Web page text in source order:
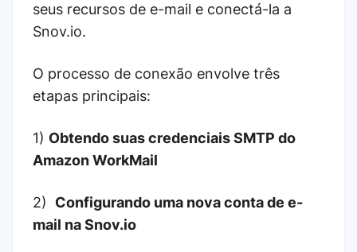
seus recursos de e-mail e conectá-la a
Snov.io.
O processo de conexão envolve três
etapas principais:
1) Obtendo suas credenciais SMTP do
Amazon WorkMail
2) Configurando uma nova conta de e-
mail na Snov.io